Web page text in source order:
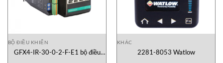
BỘ ĐIỀU KHIỂN
GFX4-IR-30-0-2-F-E1 bộ điều
KHÁC
2281-8053 Watlow